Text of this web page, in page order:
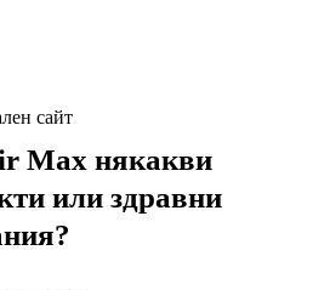
сайт
Max някакви
или здравни